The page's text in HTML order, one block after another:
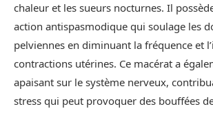
chaleur et les sueurs nocturnes. Il
action antispasmodique qui soulage les
pelviennes en diminuant la fréquence et
contractions utérines. Ce macérat a
apaisant sur le système nerveux,
stress qui peut provoquer des bouffées